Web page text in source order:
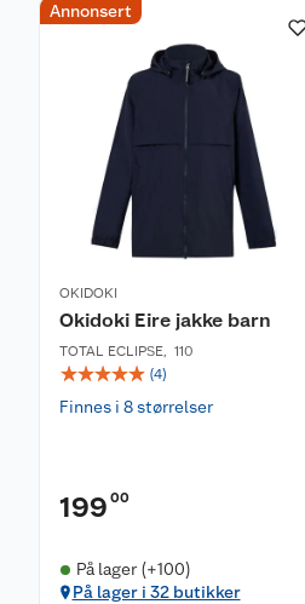
Annonsert
OKIDOKI
Okidoki Eire jakke barn
TOTAL ECLIPSE, 110
☆☆☆☆☆ (4)
Finnes i 8 størrelser
199 00
På lager (+100)
På lager i 32 butikker